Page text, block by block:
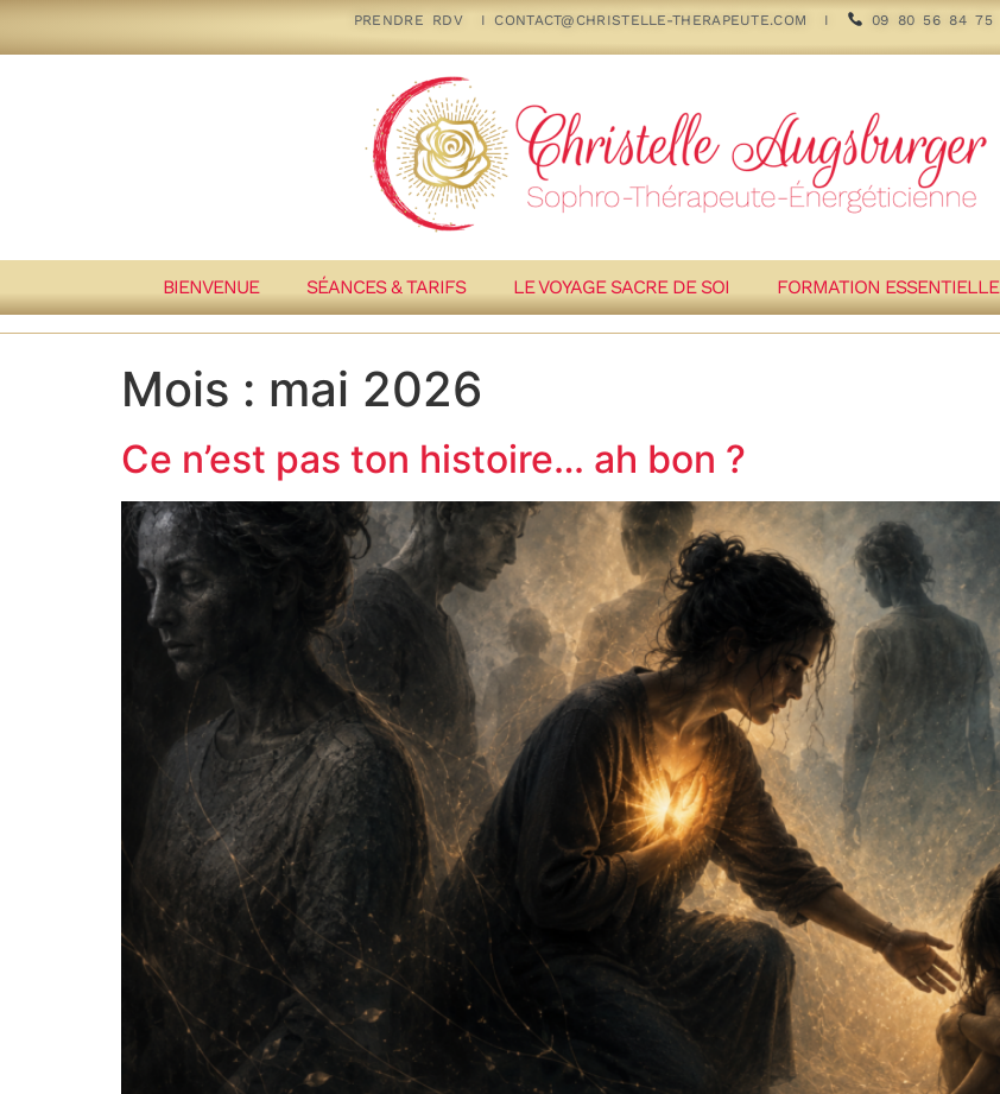
PRENDRE RDV I CONTACT@CHRISTELLE-THERAPEUTE.COM I 09 80 56 84 75
BIENVENUE SÉANCES & TARIFS LE VOYAGE SACRE DE SOI FORMATION ESSENTIELLE
Mois : mai 2026
Ce n’est pas ton histoire… ah bon ?